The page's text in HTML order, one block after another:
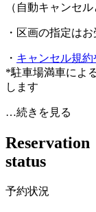
（自動キャンセ
・区画の指定は
・ キャンセル規
*駐車場満車によ
します
…続きを見る
Reservation
status
予約状況